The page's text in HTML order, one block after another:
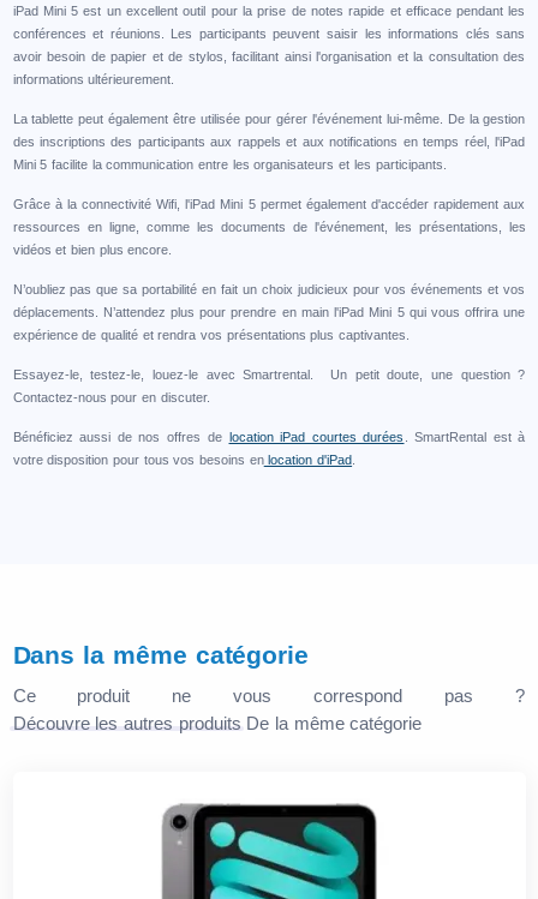
iPad Mini 5 est un excellent outil pour la prise de notes rapide et efficace pendant les
conférences et réunions. Les participants peuvent saisir les informations clés sans
avoir besoin de papier et de stylos, facilitant ainsi l'organisation et la consultation des
informations ultérieurement.
La tablette peut également être utilisée pour gérer l'événement lui-même. De la gestion
des inscriptions des participants aux rappels et aux notifications en temps réel, l'iPad
Mini 5 facilite la communication entre les organisateurs et les participants.
Grâce à la connectivité Wifi, l'iPad Mini 5 permet également d'accéder rapidement aux
ressources en ligne, comme les documents de l'événement, les présentations, les
vidéos et bien plus encore.
N’oubliez pas que sa portabilité en fait un choix judicieux pour vos événements et vos
déplacements. N’attendez plus pour prendre en main l'iPad Mini 5 qui vous offrira une
expérience de qualité et rendra vos présentations plus captivantes.
Essayez-le, testez-le, louez-le avec Smartrental. Un petit doute, une question ?
Contactez-nous pour en discuter.
Bénéficiez aussi de nos offres de location iPad courtes durées
. SmartRental est à
votre disposition pour tous vos besoins enlocation d'iPad
Dans la même catégorie
Ce produit ne vous correspond pas ?
Découvre les autres produits De la même catégorie